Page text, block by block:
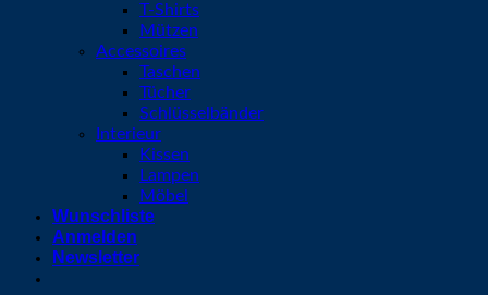
T-Shirts
Mützen
Accessoires
Taschen
Tücher
Schlüsselbänder
Interieur
Kissen
Lampen
Möbel
Wunschliste
Anmelden
Newsletter